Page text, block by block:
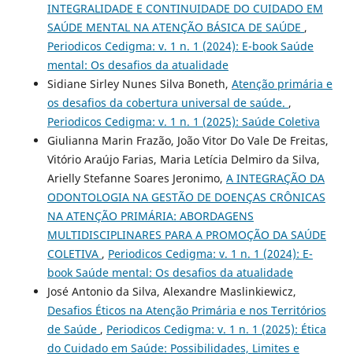
INTEGRALIDADE E CONTINUIDADE DO CUIDADO EM
SAÚDE MENTAL NA ATENÇÃO BÁSICA DE SAÚDE ,
Periodicos Cedigma: v. 1 n. 1 (2024): E-book Saúde
mental: Os desafios da atualidade
Sidiane Sirley Nunes Silva Boneth, Atenção primária e
os desafios da cobertura universal de saúde. ,
Periodicos Cedigma: v. 1 n. 1 (2025): Saúde Coletiva
Giulianna Marin Frazão, João Vitor Do Vale De Freitas,
Vitório Araújo Farias, Maria Letícia Delmiro da Silva,
Arielly Stefanne Soares Jeronimo, A INTEGRAÇÃO DA
ODONTOLOGIA NA GESTÃO DE DOENÇAS CRÔNICAS
NA ATENÇÃO PRIMÁRIA: ABORDAGENS
MULTIDISCIPLINARES PARA A PROMOÇÃO DA SAÚDE
COLETIVA , Periodicos Cedigma: v. 1 n. 1 (2024): E-
book Saúde mental: Os desafios da atualidade
José Antonio da Silva, Alexandre Maslinkiewicz,
Desafios Éticos na Atenção Primária e nos Territórios
de Saúde , Periodicos Cedigma: v. 1 n. 1 (2025): Ética
do Cuidado em Saúde: Possibilidades, Limites e